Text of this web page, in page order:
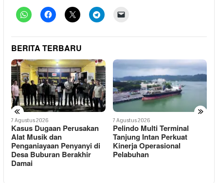
BERITA TERBARU
« »
7 Agustus 2026
Kasus Dugaan Perusakan
Alat Musik dan
Penganiayaan Penyanyi di
Desa Buburan Berakhir
Damai
7 Agustus 2026
Pelindo Multi Terminal
Tanjung Intan Perkuat
Kinerja Operasional
Pelabuhan